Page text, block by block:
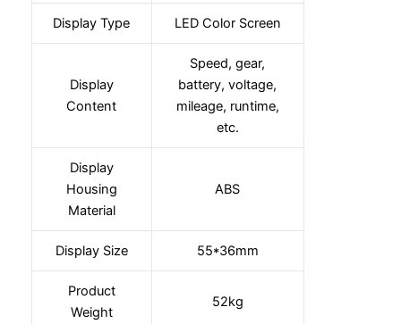
Display Type LED Color Screen
Display
Content
Speed, gear,
battery, voltage,
mileage, runtime,
etc.
Display
Housing
Material
ABS
Display Size 55*36mm
Product
Weight
52kg